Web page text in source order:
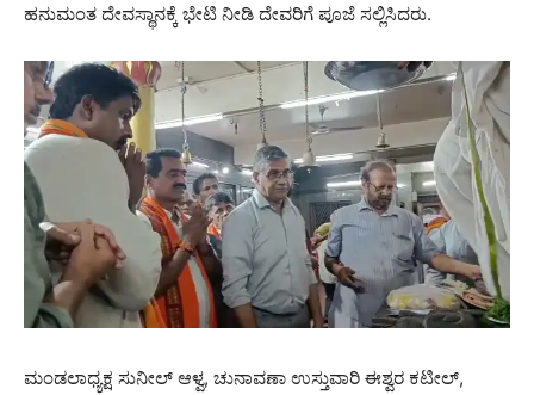
ಹನುಮಂತ ದೇವಸ್ಥಾನಕ್ಕೆ ಭೇಟಿ ನೀಡಿ ದೇವರಿಗೆ ಪೂಜೆ ಸಲ್ಲಿಸಿದರು.
ಮಂಡಲಾಧ್ಯಕ್ಷ ಸುನೀಲ್ ಆಳ್ವ, ಚುನಾವಣಾ ಉಸ್ತುವಾರಿ ಈಶ್ವರ ಕಟೀಲ್,